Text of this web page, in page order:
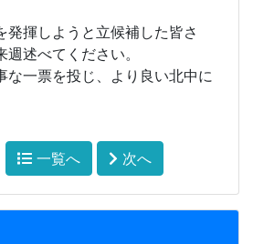
発揮しようと立候補した皆さ
述べてください。
な一票を投じ、より良い北中に
一覧へ 次へ